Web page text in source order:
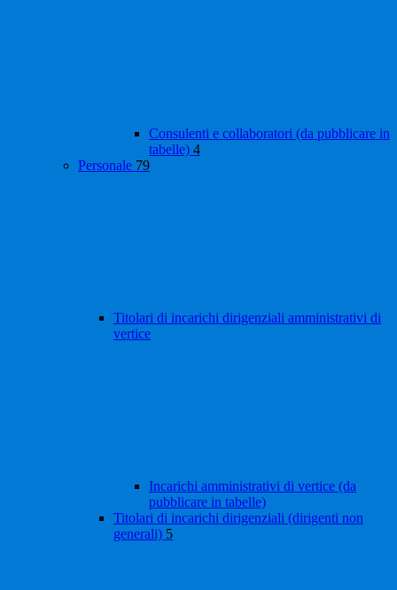
Consulenti e collaboratori (da pubblicare in
tabelle) 4
Personale 79
Titolari di incarichi dirigenziali amministrativi di
vertice
Incarichi amministrativi di vertice (da
pubblicare in tabelle)
Titolari di incarichi dirigenziali (dirigenti non
generali) 5